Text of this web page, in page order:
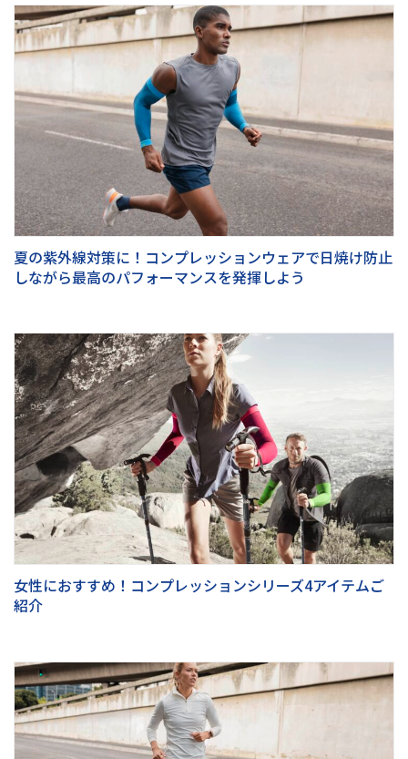
夏の紫外線対策に！コンプレッションウェアで日焼け防止
しながら最高のパフォーマンスを発揮しよう
女性におすすめ！コンプレッションシリーズ4アイテムご
紹介